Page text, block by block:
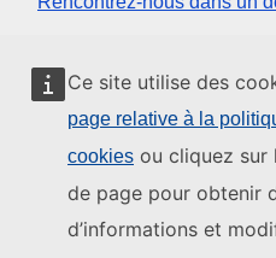
Ce site utilise des
page relative à la
cookies ou cliquez sur
de page pour obtenir
d’informations et
Réseaux sociaux
Institutions et